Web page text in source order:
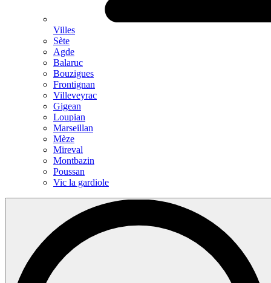
Villes
Sète
Agde
Balaruc
Bouzigues
Frontignan
Villeveyrac
Gigean
Loupian
Marseillan
Mèze
Mireval
Montbazin
Poussan
Vic la gardiole